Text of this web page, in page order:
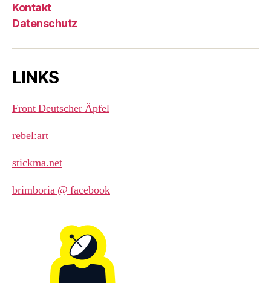
Kontakt
Datenschutz
LINKS
Front Deutscher Äpfel
rebel:art
stickma.net
brimboria @ facebook